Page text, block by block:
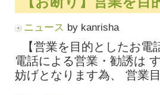
ニュース by kanrisha
【営業を目的としたお
電話による営業・勧誘は
妨げとなります為、 営業